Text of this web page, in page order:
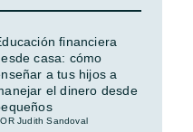
financiera
casa: cómo
a tus hijos a
el dinero desde
Judith Sandoval